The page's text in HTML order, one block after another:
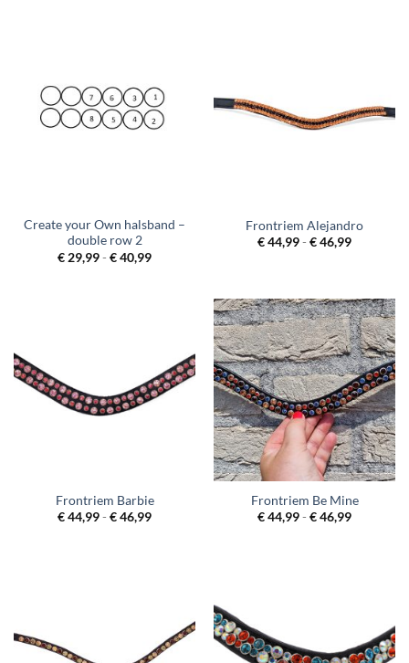
Create your Own halsband –
double row 2
€ 29,99- €40,99Prijsklasse:
Frontriem Alejandro
€44,99- €46,99
Frontriem Barbie
€44,99- €46,99Prijsklasse:
Frontriem Be Mine
€44,99- €46,99